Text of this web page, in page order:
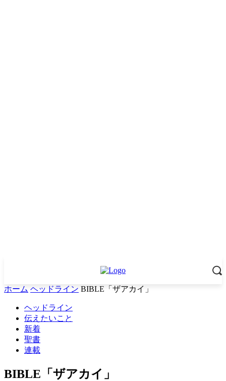
ホーム ヘッドライン BIBLE「ザアカイ」
ヘッドライン
伝えたいこと
新着
聖書
連載
BIBLE「ザアカイ」